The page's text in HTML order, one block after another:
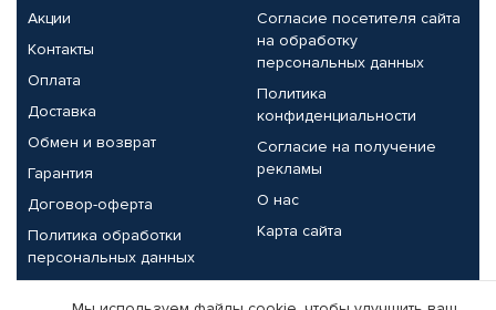
Акции
Контакты
Оплата
Доставка
Обмен и возврат
Гарантия
Договор-оферта
Политика обработки
персональных данных
Согласие посетителя сайта
на обработку
персональных данных
Политика
конфиденциальности
Согласие на получение
рекламы
О нас
Карта сайта